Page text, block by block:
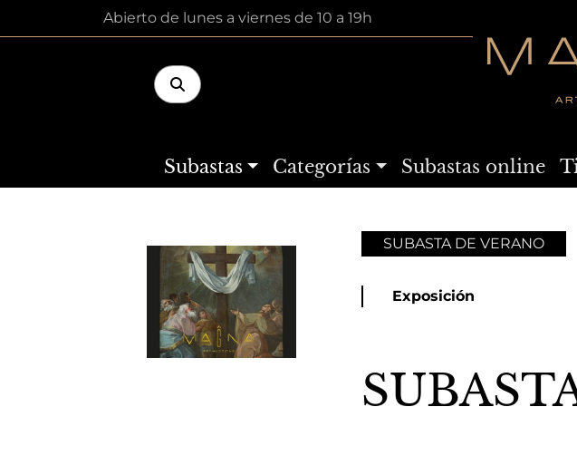
Abierto de lunes a viernes de 10 a 19h
Subastas Categorías Subastas online
SUBASTA DE VERANO
Exposición